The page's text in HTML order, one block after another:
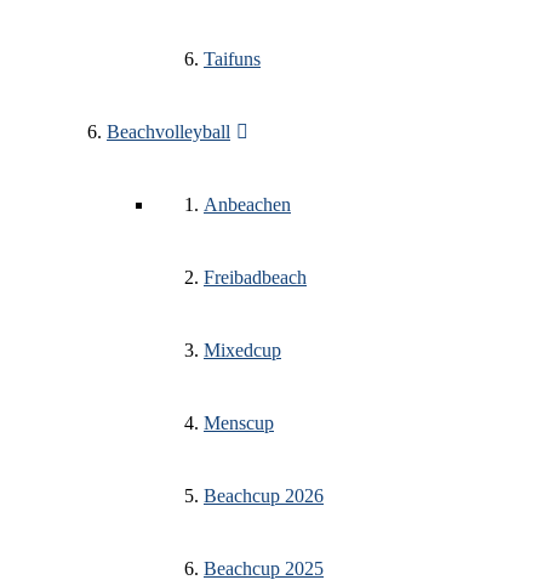
Taifuns
Beachvolleyball
Anbeachen
Freibadbeach
Mixedcup
Menscup
Beachcup 2026
Beachcup 2025